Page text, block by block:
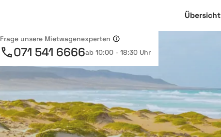
Übersicht
Frage unsere Mietwagenexperten
071 541 6666ab 10:00 - 18:30 Uhr